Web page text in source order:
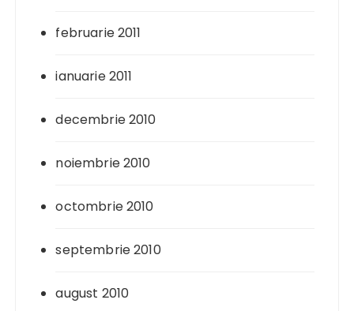
februarie 2011
ianuarie 2011
decembrie 2010
noiembrie 2010
octombrie 2010
septembrie 2010
august 2010